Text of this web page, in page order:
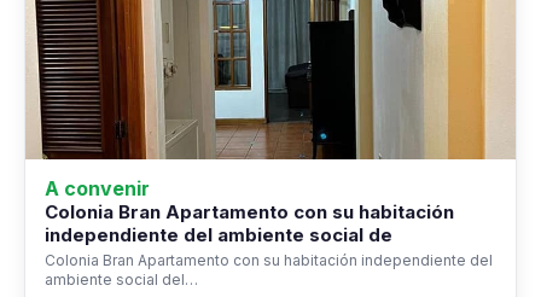
A convenir
Colonia Bran Apartamento con su habitación
independiente del ambiente social de
Colonia Bran Apartamento con su habitación independiente del
ambiente social del…